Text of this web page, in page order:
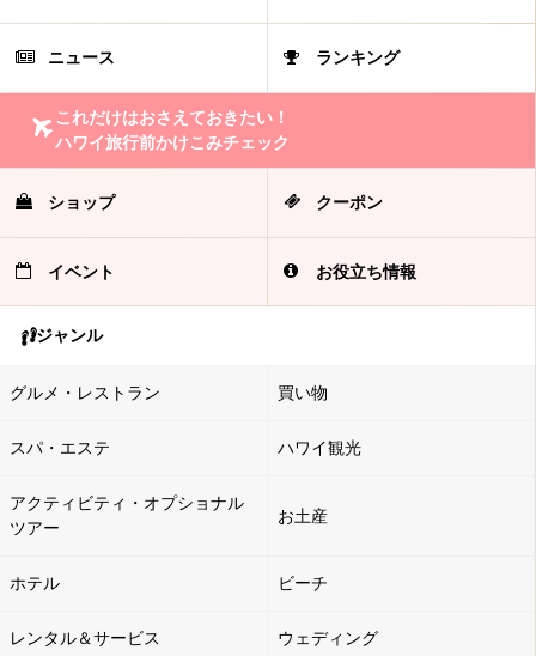
ニュース ランキング
これだけはおさえておきたい！
ハワイ旅行前かけこみチェック
ショップ クーポン
イベント お役立ち情報
ジャンル
グルメ・レストラン 買い物
スパ・エステ ハワイ観光
アクティビティ・オプショナル
ツアー
お土産
ホテル ビーチ
レンタル＆サービス ウェディング